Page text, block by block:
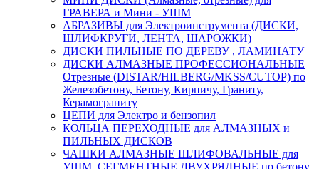
ГРАВЕРА и Мини - УШМ
АБРАЗИВЫ для Электроинструмента (ДИСКИ,
ШЛИФКРУГИ, ЛЕНТА, ШАРОЖКИ)
ДИСКИ ПИЛЬНЫЕ ПО ДЕРЕВУ , ЛАМИНАТУ
ДИСКИ АЛМАЗНЫЕ ПРОФЕССИОНАЛЬНЫЕ
Отрезные (DISTAR/HILBERG/MKSS/CUTOP) по
Железобетону, Бетону, Кирпичу, Граниту,
Керамограниту
ЦЕПИ для Электро и бензопил
КОЛЬЦА ПЕРЕХОДНЫЕ для АЛМАЗНЫХ и
ПИЛЬНЫХ ДИСКОВ
ЧАШКИ АЛМАЗНЫЕ ШЛИФОВАЛЬНЫЕ для
УШМ, СЕГМЕНТНЫЕ ДВУХРЯДНЫЕ по бетону